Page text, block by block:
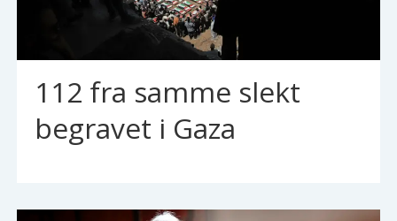
112 fra samme slekt
begravet i Gaza